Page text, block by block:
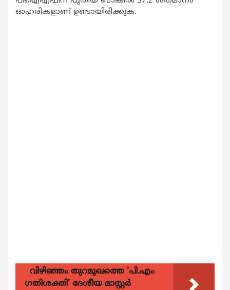
ഓഹരികളാണ് ഉണ്ടായിരിക്കുക.
വിഴിഞ്ഞം തുറമുഖത്തെ 'പി.എം
ഗതിശക്തി' ദേശീയ മാസ്റ്റർ